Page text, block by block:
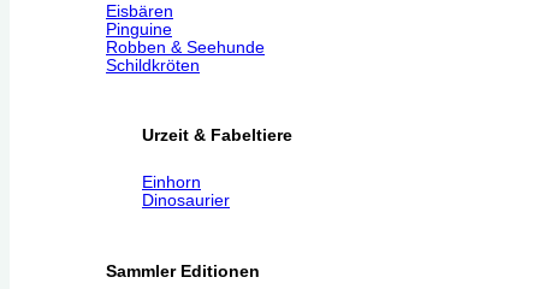
Eisbären
Pinguine
Robben & Seehunde
Schildkröten
Urzeit & Fabeltiere
Einhorn
Dinosaurier
Sammler Editionen